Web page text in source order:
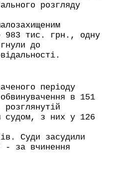
розгляду
983 тис. грн., одну
до
періоду
в 151
судом, з них у 126
Суди засудили
- за вчинення